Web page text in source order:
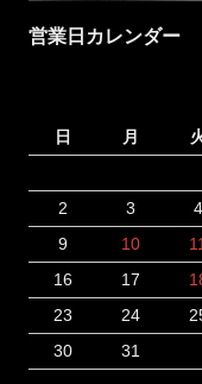
営業日カレンダー
日 月
2
3 4
9
10 11
16
17
23
24
30
31